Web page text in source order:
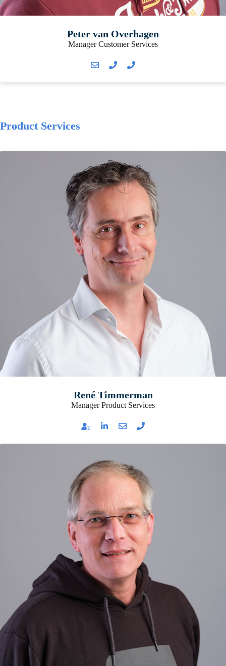
Peter van Overhagen
Manager Customer Services
Product Services
René Timmerman
Manager Product Services